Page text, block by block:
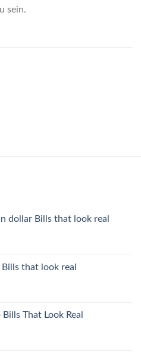
sein.
dollar Bills that look real
that look real
That Look Real